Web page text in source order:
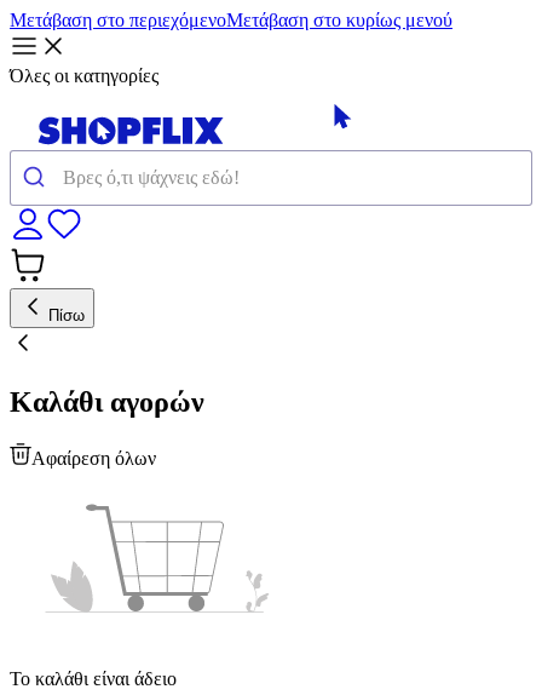
Μετάβαση στο περιεχόμενοΜετάβαση στο κυρίως μενού
Όλες οι κατηγορίες
Πίσω
Καλάθι αγορών
Αφαίρεση όλων
Το καλάθι είναι άδειο